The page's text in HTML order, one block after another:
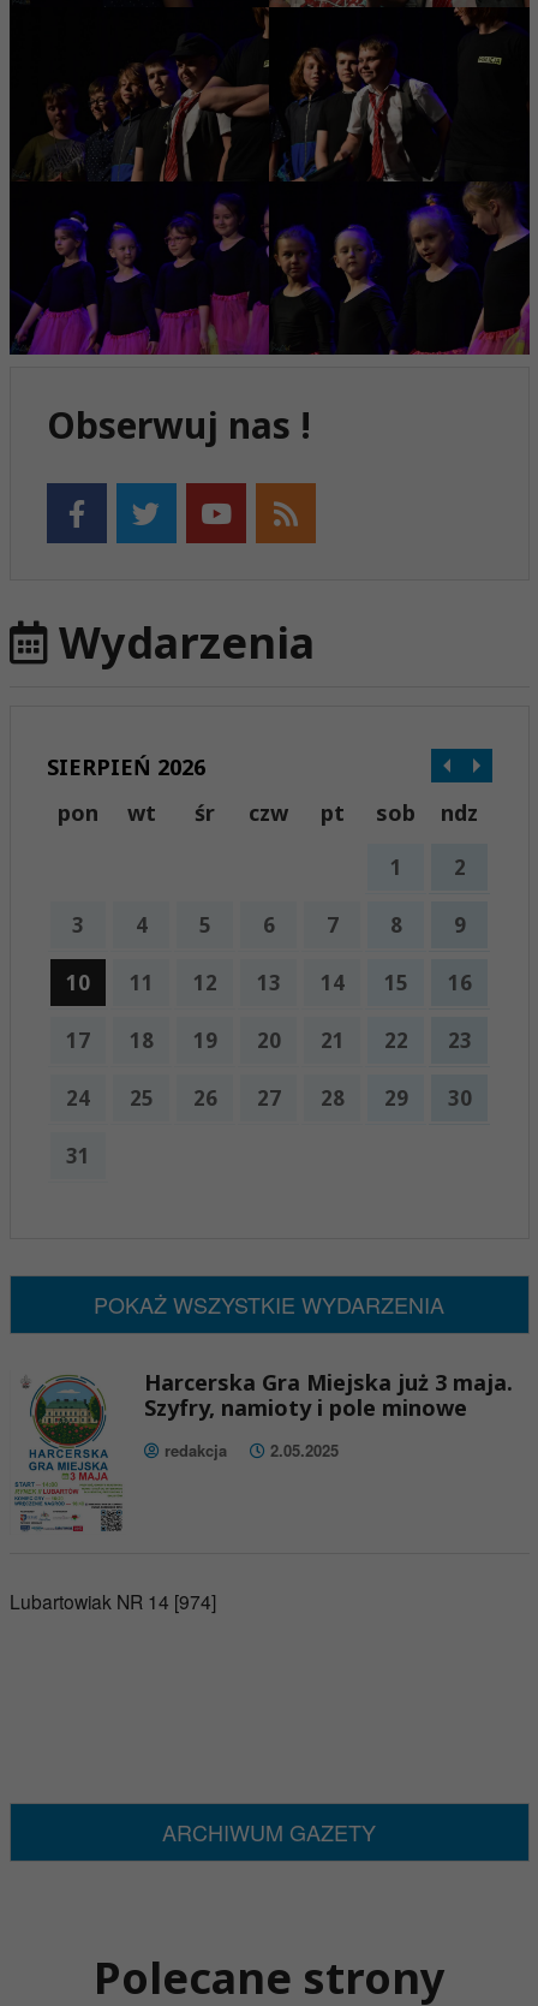
Obserwuj nas !
Wydarzenia
SIERPIEŃ 2026
pon
wt śr czw pt sob ndz
1 2
3 4 5 6 7 8 9
10 11 12 13 14 15 16
17 18 19 20 21 22 23
24 25 26 27 28 29 30
31
POKAŻ WSZYSTKIE WYDARZENIA
Harcerska Gra Miejska już 3 maja.
Szyfry, namioty i pole minowe
redakcja 2.05.2025
Lubartowiak NR 14 [974]
ARCHIWUM GAZETY
Polecane strony